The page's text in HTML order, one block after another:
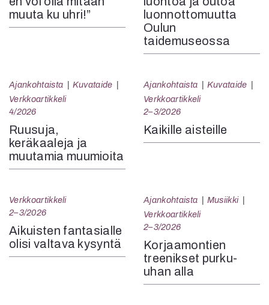
muuta ku uhri!”
luonnottomuutta
Oulun
taidemuseossa
Ajankohtaista
Kuvataide
Verkkoartikkeli
4/2026
Ruusuja,
keräkaaleja ja
muutamia muumioita
Ajankohtaista
Kuvataide
Verkkoartikkeli
2–3/2026
Kaikille aisteille
Verkkoartikkeli
2–3/2026
Aikuisten fantasialle
olisi valtava kysyntä
Ajankohtaista
Musiikki
Verkkoartikkeli
2–3/2026
Korjaamontien
treenikset purku-
uhan alla